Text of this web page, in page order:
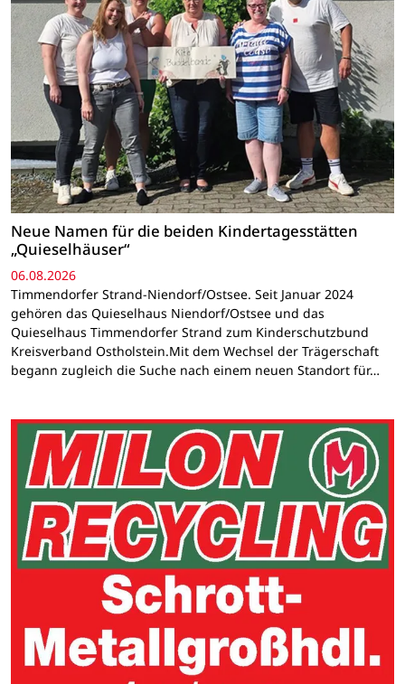
Neue Namen für die beiden Kindertagesstätten
„Quieselhäuser“
06.08.2026
Timmendorfer Strand-Niendorf/Ostsee. Seit Januar 2024
gehören das Quieselhaus Niendorf/Ostsee und das
Quieselhaus Timmendorfer Strand zum Kinderschutzbund
Kreisverband Ostholstein.Mit dem Wechsel der Trägerschaft
begann zugleich die Suche nach einem neuen Standort für…